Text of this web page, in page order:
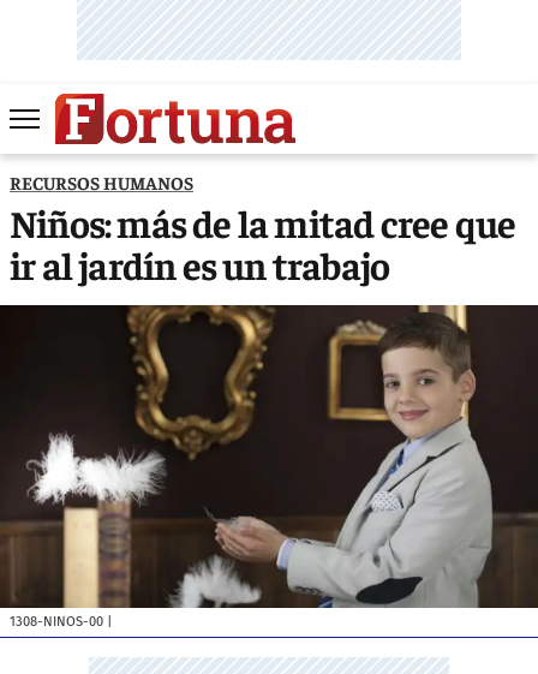
RECURSOS HUMANOS
Niños: más de la mitad cree que
ir al jardín es un trabajo
1308-NINOS-00